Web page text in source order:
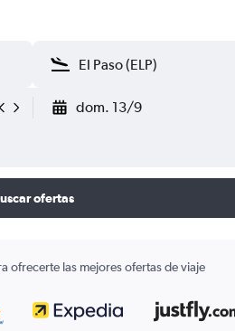
dom. 13/9
ofertas
ofrecerte las mejores ofertas de viaje